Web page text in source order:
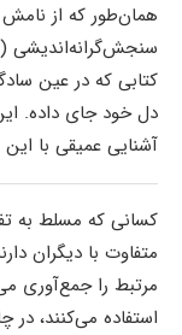
همان‌طور که از نامش
سنجش‌گرانه‌اندیشی
کتابی که در عین
دل خود جای داده.
آشنایی عمیقی با
کسانی که مسلط به
متفاوت با دیگران
مرتبط را جمع‌آوری
استفاده می‌کنند،